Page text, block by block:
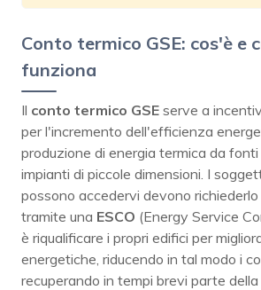
Conto termico GSE: cos'è e
funziona
Il conto termico GSE serve a
per l'incremento dell'efficienza
produzione di energia termica da
impianti di piccole dimensioni. I
possono accedervi devono
tramite una ESCO (Energy Service
è riqualificare i propri edifici per
energetiche, riducendo in tal modo i
recuperando in tempi brevi parte